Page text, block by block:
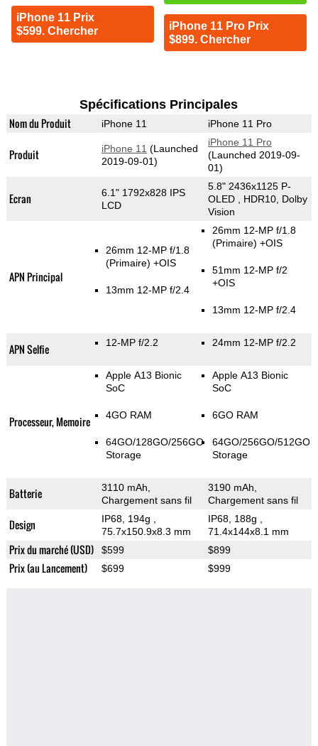
iPhone 11 Prix
$599. Chercher
iPhone 11 Pro Prix
$899. Chercher
Spécifications Principales
Nom du Produit iPhone 11 iPhone 11 Pro
Produit iPhone 11 (Launched
2019-09-01)
iPhone 11 Pro
(Launched 2019-09-
01)
Ecran
6.1" 1792x828 IPS
LCD
5.8" 2436x1125 P-
OLED , HDR10, Dolby
Vision
APN Principal
26mm 12-MP f/1.8
(Primaire) +OIS
13mm 12-MP f/2.4
26mm 12-MP f/1.8
(Primaire) +OIS
51mm 12-MP f/2
+OIS
13mm 12-MP f/2.4
APN Selfie 12-MP f/2.2 24mm 12-MP f/2.2
Processeur, Memoire
Apple A13 Bionic
SoC
4GO RAM
64GO/128GO/256GO
Storage
Apple A13 Bionic
SoC
6GO RAM
64GO/256GO/512GO
Storage
Batterie
3110 mAh,
Chargement sans fil
3190 mAh,
Chargement sans fil
Design IP68, 194g
75.7x150.9x8.3 mm
IP68, 188g
71.4x144x8.1 mm
Prix du marché (USD) $599 $899
Prix (au Lancement) $699 $999